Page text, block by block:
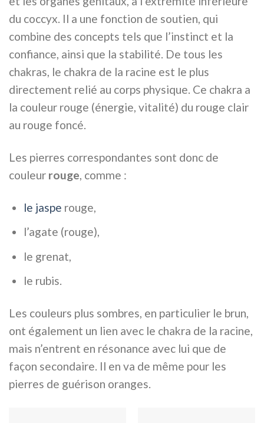
du coccyx. Il a une fonction de soutien, qui
combine des concepts tels que l’instinct et la
confiance, ainsi que la stabilité. De tous les
chakras, le chakra de la racine est le plus
directement relié au corps physique. Ce chakra a
la couleur rouge (énergie, vitalité) du rouge clair
au rouge foncé.
Les pierres correspondantes sont donc de
couleur rouge, comme :
le jaspe rouge,
l’agate (rouge),
le grenat,
le rubis.
Les couleurs plus sombres, en particulier le brun,
ont également un lien avec le chakra de la racine,
mais n’entrent en résonance avec lui que de
façon secondaire. Il en va de même pour les
pierres de guérison oranges.